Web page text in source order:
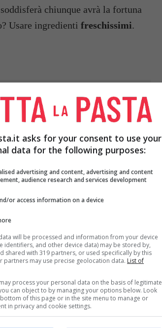
chiunque avrà la fortuna
Usare ingredienti freschissimi.
GRAMMI DI
OLIO EXTRA
VERGINE Q.B.
ipomodoriciliegini e lasciali a
e, raccoltala in mazzetti, tagliala a
asks for your consent to use your
data for the following purposes:
advertising and content, advertising and content
audience research and services development
or access information on a device
will be processed and information from your device
identifiers, and other device data) may be stored by,
shared with 319 partners, or used specifically by this
partners may use precise geolocation data. List of
process your personal data on the basis of legitimate
can object to by managing your options below. Look
of this page or in the site menu to manage or
in privacy and cookie settings.